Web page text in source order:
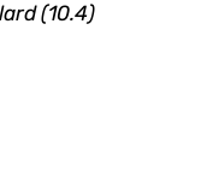
(10.4)